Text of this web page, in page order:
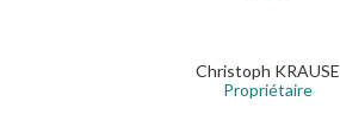
Christoph KRAUSE
Propriétaire